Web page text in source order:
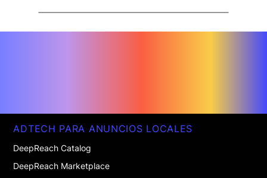
ADTECH PARA ANUNCIOS LOCALES
DeepReach Catalog
DeepReach Marketplace